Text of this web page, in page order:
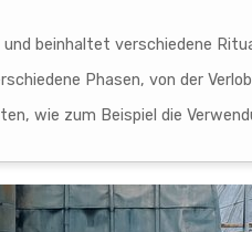
beinhaltet verschiedene
Phasen, von der
wie zum Beispiel die